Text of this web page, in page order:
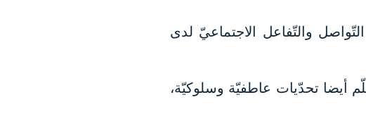
والتّفاعل الاجتماعيّ لدى
أيضا تحدّيات عاطفيّة وسلوكيّة،